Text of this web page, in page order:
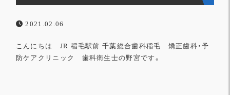
2021.02.06
こんにちは JR 稲毛駅前 千葉総合歯科稲毛 矯正歯科・予
防ケアクリニック
歯科衛生士の野宮です。